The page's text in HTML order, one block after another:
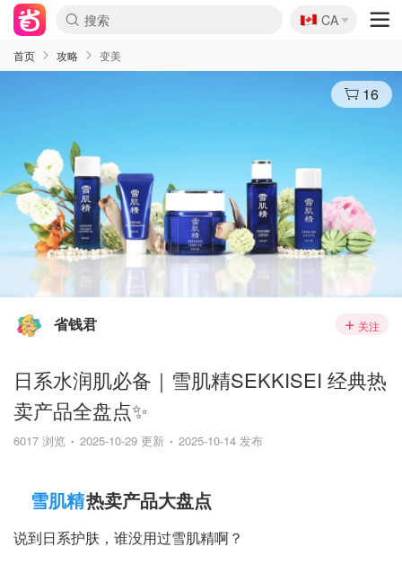
🇨🇦
CA
首页 攻略 变美
16
省钱君 关注
日系水润肌必备｜雪肌精SEKKISEI 经典热
卖产品全盘点✨
6017 浏览 2025-10-29 更新 2025-10-14 发布
雪肌精热卖产品大盘点
说到日系护肤，谁没用过雪肌精啊？